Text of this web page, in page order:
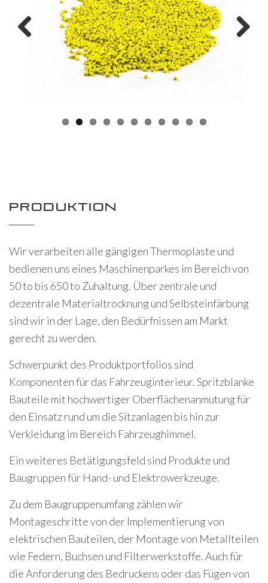
PRODUKTION
Wir verarbeiten alle gängigen Thermoplaste und
bedienen uns eines Maschinenparkes im Bereich von
50 to bis 650 to Zuhaltung. Über zentrale und
dezentrale Materialtrocknung und Selbsteinfärbung
sind wir in der Lage, den Bedürfnissen am Markt
gerecht zu werden.
Schwerpunkt des Produktportfolios sind
Komponenten für das Fahrzeuginterieur. Spritzblanke
Bauteile mit hochwertiger Oberflächenanmutung für
den Einsatz rund um die Sitzanlagen bis hin zur
Verkleidung im Bereich Fahrzeughimmel.
Ein weiteres Betätigungsfeld sind Produkte und
Baugruppen für Hand- und Elektrowerkzeuge.
Zu dem Baugruppenumfang zählen wir
Montageschritte von der Implementierung von
elektrischen Bauteilen, der Montage von Metallteilen
wie Federn, Buchsen und Filterwerkstoffe. Auch für
die Anforderung des Bedruckens oder das Fügen von